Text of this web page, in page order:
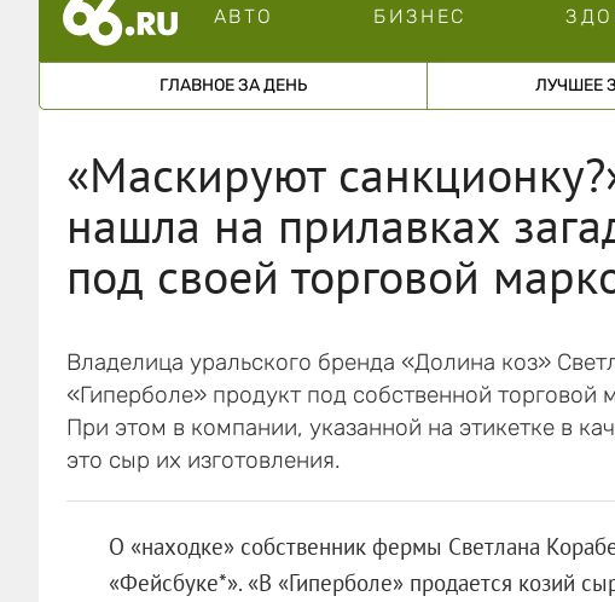
АВТО БИЗНЕС
ГЛАВНОЕ ЗА ДЕНЬ ЛУЧШЕЕ
«Маскируют
нашла на прилавках
под своей торговой
Владелица уральского бренда «Долина коз»
«Гиперболе» продукт под собственной
При этом в компании, указанной на этикетке в
это сыр их изготовления.
О «находке» собственник фермы Светлана
«Фейсбуке*». «В «Гиперболе» продается козий